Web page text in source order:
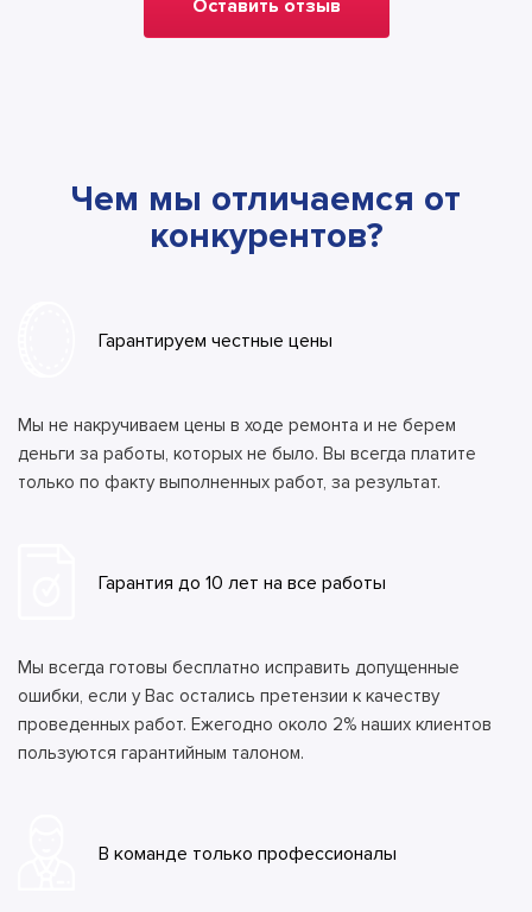
Оставить отзыв
Чем мы отличаемся от
конкурентов?
Гарантируем честные цены
Мы не накручиваем цены в ходе ремонта и не берем
деньги за работы, которых не было. Вы всегда платите
только по факту выполненных работ, за результат.
Гарантия до 10 лет на все работы
Мы всегда готовы бесплатно исправить допущенные
ошибки, если у Вас остались претензии к качеству
проведенных работ. Ежегодно около 2% наших клиентов
пользуются гарантийным талоном.
В команде только профессионалы